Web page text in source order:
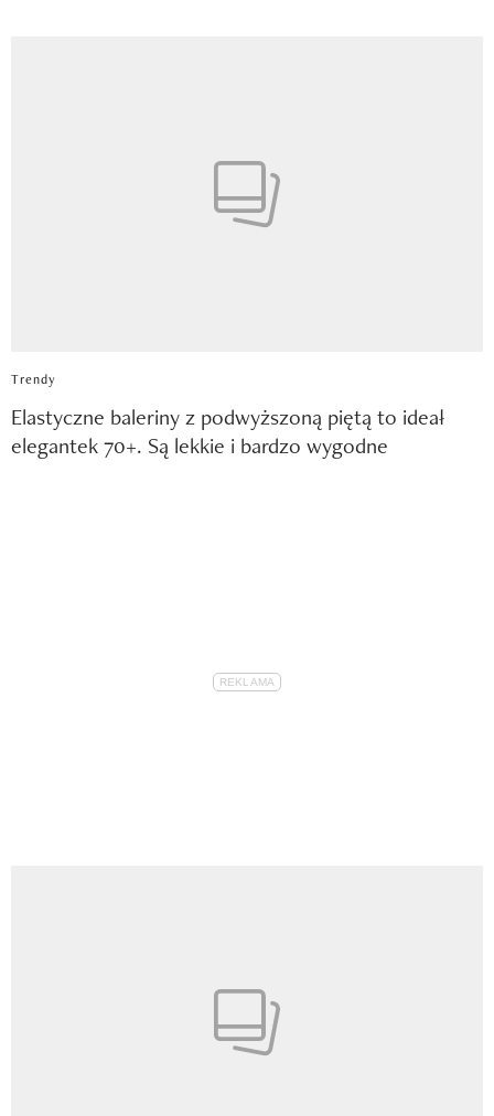
Trendy
Elastyczne baleriny z podwyższoną piętą to ideał
elegantek 70+. Są lekkie i bardzo wygodne